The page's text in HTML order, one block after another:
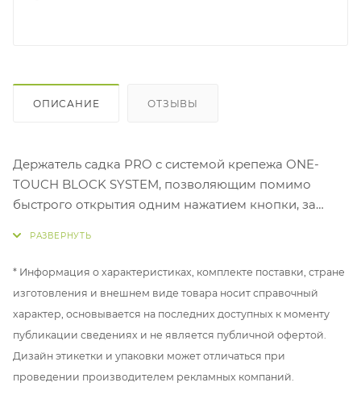
ОПИСАНИЕ ОТЗЫВЫ
Держатель садка PRO с системой крепежа ONE-
TOUCH BLOCK SYSTEM, позволяющим помимо
быстрого открытия одним нажатием кнопки, за
прямоугольным 20-25 мм!
* Информация о характеристиках, комплекте поставки, стране
изготовления и внешнем виде товара носит справочный
характер, основывается на последних доступных к моменту
публикации сведениях и не является публичной офертой.
Дизайн этикетки и упаковки может отличаться при
проведении производителем рекламных компаний.